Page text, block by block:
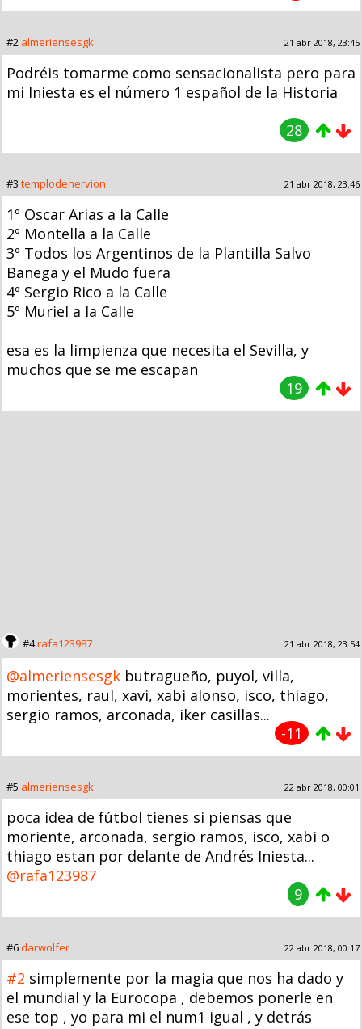
#2 almeriensesgk 21 abr 2018, 23:45
Podréis tomarme como sensacionalista pero para
mi Iniesta es el número 1 español de la Historia
28
#3 templodenervion 21 abr 2018, 23:46
1º Oscar Arias a la Calle
2º Montella a la Calle
3º Todos los Argentinos de la Plantilla Salvo
Banega y el Mudo fuera
4º Sergio Rico a la Calle
5º Muriel a la Calle
esa es la limpienza que necesita el Sevilla, y
muchos que se me escapan
19
#4rafa123987 21 abr 2018, 23:54
@almeriensesgk butragueño, puyol, villa,
morientes, raul, xavi, xabi alonso, isco, thiago,
sergio ramos, arconada, iker casillas...
-11
#5 almeriensesgk 22 abr 2018, 00:01
poca idea de fútbol tienes si piensas que
moriente, arconada, sergio ramos, isco, xabi o
thiago estan por delante de Andrés Iniesta...
@rafa123987
9
#6darwolfer 22 abr 2018, 00:17
#2 simplemente por la magia que nos ha dado y
el mundial y la Eurocopa , debemos ponerle en
ese top , yo para mi el num1 igual , y detrás